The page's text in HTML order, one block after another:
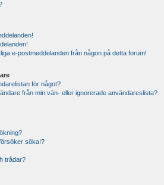
e-postmeddelanden från någon på detta forum!
för något?
från min vän- eller ignorerade användareslista?
söka!?
trådar?